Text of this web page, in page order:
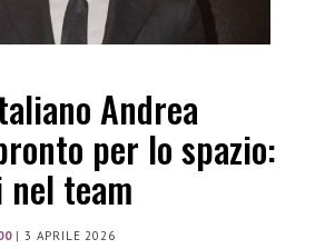
Andrea
per lo spazio:
team
|3 APRILE 2026